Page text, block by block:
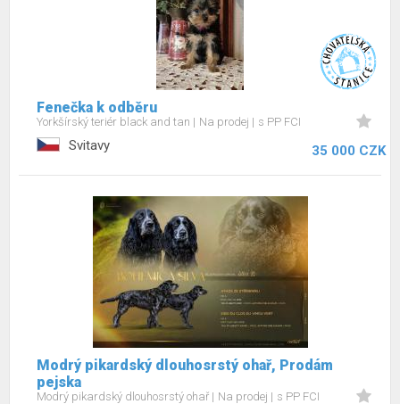
Fenečka k odběru
Yorkšírský teriér black and tan Na prodej s PP FCI
Svitavy 35 000 CZK
Modrý pikardský dlouhosrstý ohař, Prodám
pejska
Modrý pikardský dlouhosrstý ohař Na prodej s PP FCI